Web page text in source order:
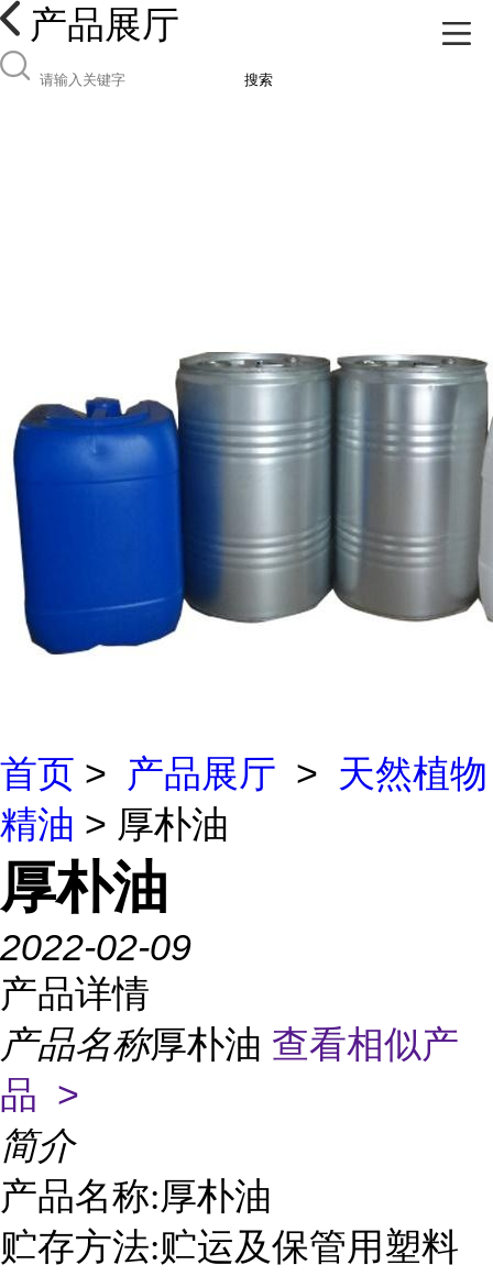
产品展厅
搜索
首页 > 产品展厅 > 天然植物
精油 > 厚朴油
厚朴油
2022-02-09
产品详情
产品名称厚朴油 查看相似产
品 >
简介
产品名称:厚朴油
贮存方法:贮运及保管用塑料